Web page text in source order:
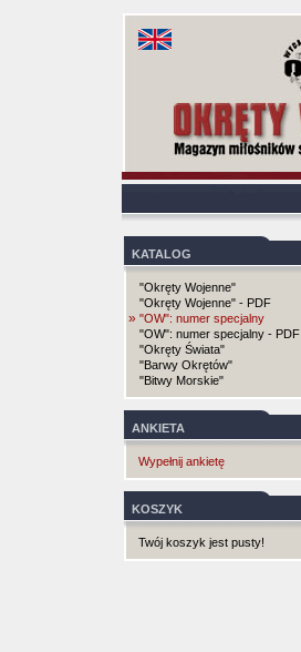
KATALOG
"Okręty Wojenne"
"Okręty Wojenne" - PDF
» "OW": numer specjalny
"OW": numer specjalny - PDF
"Okręty Świata"
"Barwy Okrętów"
"Bitwy Morskie"
ANKIETA
Wypełnij ankietę
KOSZYK
Twój koszyk jest pusty!